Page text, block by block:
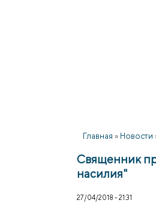
Главная » Новости
Священник
насилия"
27/04/2018 - 21:31